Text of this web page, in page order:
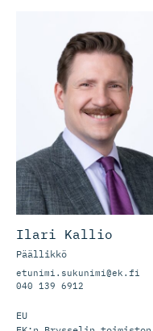
Ilari Kallio
Päällikkö
etunimi.sukunimi@ek.fi
040 139 6912
EU